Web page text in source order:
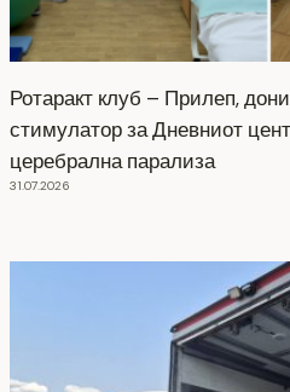
Ротаракт клуб – Прилеп,
стимулатор за Дневниот
церебрална парализа
31.07.2026